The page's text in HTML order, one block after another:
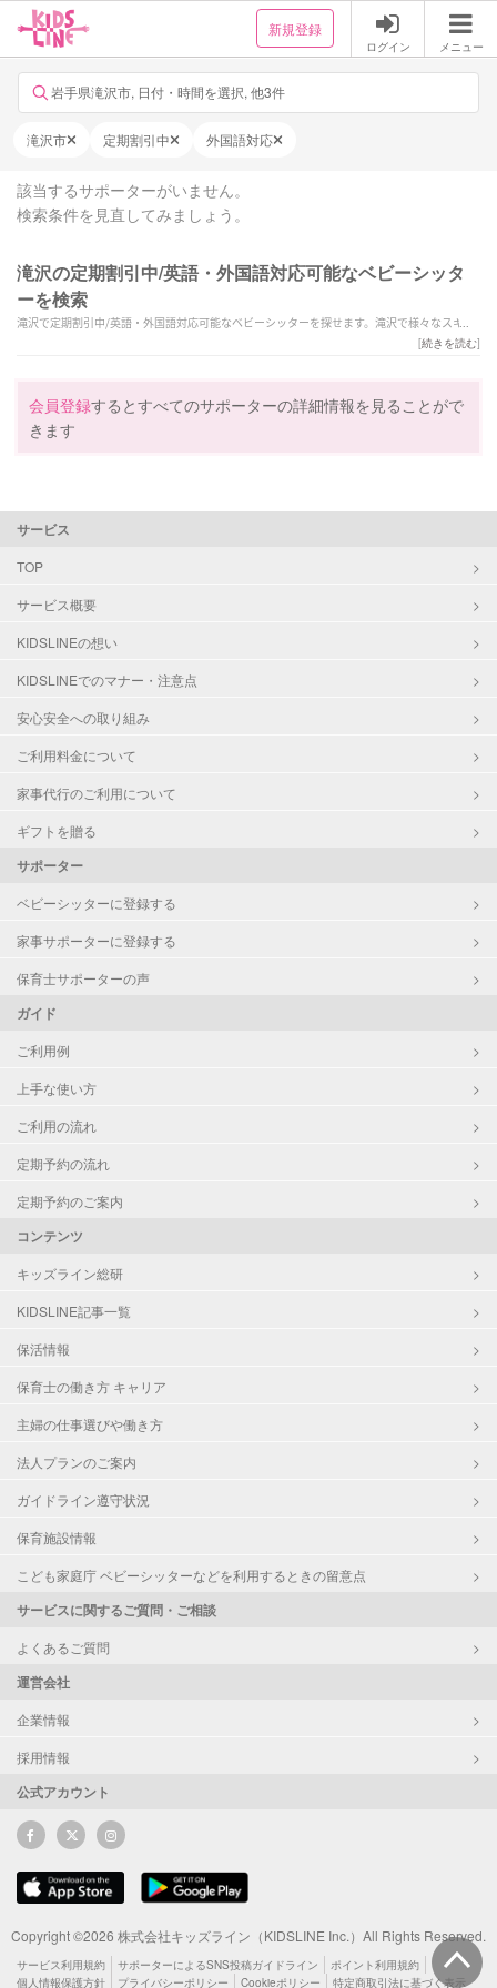
新規登録
ログイン メニュー
岩手県滝沢市, 日付・時間を選択, 他3件
滝沢市 定期割引中 外国語対応
該当するサポーターがいません。
検索条件を見直してみましょう。
滝沢の定期割引中/英語・外国語対応可能なベビーシッタ
ーを検索
滝沢で定期割引中/英語・外国語対応可能なベビーシッターを探せます。滝沢で様々なスキル
を持ったサポーターの中から、ご予算や依頼内容に合わせて選んでいただけます。
[続きを読む]
会員登録するとすべてのサポーターの詳細情報を見ることがで
きます
サービス
TOP
サービス概要
KIDSLINEの想い
KIDSLINEでのマナー・注意点
安心安全への取り組み
ご利用料金について
家事代行のご利用について
ギフトを贈る
サポーター
ベビーシッターに登録する
家事サポーターに登録する
保育士サポーターの声
ガイド
ご利用例
上手な使い方
ご利用の流れ
定期予約の流れ
定期予約のご案内
コンテンツ
キッズライン総研
KIDSLINE記事一覧
保活情報
保育士の働き方 キャリア
主婦の仕事選びや働き方
法人プランのご案内
ガイドライン遵守状況
保育施設情報
こども家庭庁 ベビーシッターなどを利用するときの留意点
サービスに関するご質問・ご相談
よくあるご質問
運営会社
企業情報
採用情報
公式アカウント
Copyright ©2026 株式会社キッズライン（KIDSLINE Inc.）All Rights Reserved.
サービス利用規約 サポーターによるSNS投稿ガイドライン
ポイント利用規約
個人情報保護方針
プライバシーポリシー Cookieポリシー 特定商取引法に基づく表示